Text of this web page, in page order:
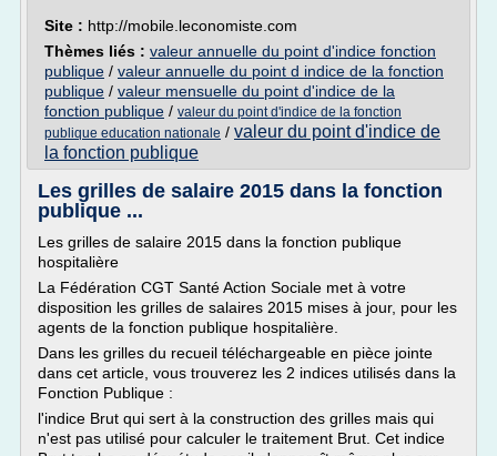
Site : http://mobile.leconomiste.com
Thèmes liés : valeur annuelle du point d'indice fonction
publique / valeur annuelle du point d indice de la fonction
publique / valeur mensuelle du point d'indice de la
fonction publique / valeur du point d'indice de la fonction
publique education nationale / valeur du point d'indice de
la fonction publique
Les grilles de salaire 2015 dans la fonction
publique ...
Les grilles de salaire 2015 dans la fonction publique
hospitalière
La Fédération CGT Santé Action Sociale met à votre
disposition les grilles de salaires 2015 mises à jour, pour les
agents de la fonction publique hospitalière.
Dans les grilles du recueil téléchargeable en pièce jointe
dans cet article, vous trouverez les 2 indices utilisés dans la
Fonction Publique :
l'indice Brut qui sert à la construction des grilles mais qui
n'est pas utilisé pour calculer le traitement Brut. Cet indice